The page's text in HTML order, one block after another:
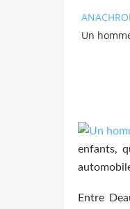
Un
enfants,
Entre